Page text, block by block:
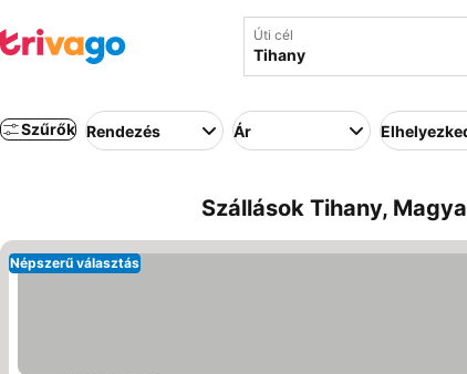
Úti cél
Szűrők Rendezés Ár
Szállások Tihany,
Népszerű választás